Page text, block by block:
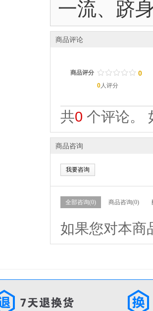
一流、跻
商品评论
商品评分 / / / / /
. . . . . 0
0人评分
共0 个评论。
商品咨询
我要咨询
全部咨询(0) 商品咨询(0)
如果您对本商